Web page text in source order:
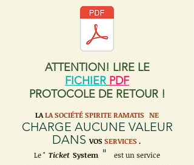
ATTENTION! LIRE LE
FICHIER PDF
PROTOCOLE DE RETOUR !
LALA SOCIÉTÉ SPIRITE RAMATIS NE
CHARGE AUCUNE VALEUR
DANS VOS SERVICES.
Le " Ticket System "
est un service